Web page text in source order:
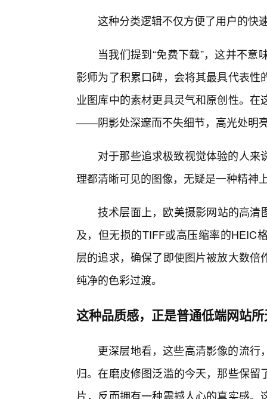
这种分类逻辑不仅方便了用户的快
当我们提到“免费下载”，这并不
影师为了积累口碑，会将其最具代表
业图库中的素材更具灵气和原创性。
——阴影处深邃而不失细节，高光处明
对于那些追求极致视觉体验的人
理都清晰可见的图像，无疑是一种精神
技术层面上，欧美摄影网站的高
及，但无损的TIFF或高压缩率的HEIC
层的追求，确保了即使图片被放大数
纯净的色彩过渡。
这种品质感，正是普通低端网站
更深层地看，这些高清影像的流
归。在磨皮修图泛滥的今天，那些保
片，反而拥有一种震撼人心的真实感